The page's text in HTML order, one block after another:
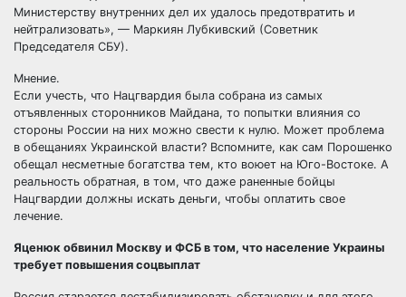
Министерству внутренних дел их удалось предотвратить и
нейтрализовать», — Маркиян Лубкивский (Советник
Председателя СБУ).
Мнение.
Если учесть, что Нацгвардия была собрана из самых
отъявленных сторонников Майдана, то попытки влияния со
стороны России на них можно свести к нулю. Может проблема
в обещаниях Украинской власти? Вспомните, как сам Порошенко
обещал несметные богатства тем, кто воюет на Юго-Востоке. А
реальность обратная, в том, что даже раненные бойцы
Нацгвардии должны искать деньги, чтобы оплатить свое
лечение.
Яценюк обвинил Москву и ФСБ в том, что население Украины
требует повышения соцвыплат